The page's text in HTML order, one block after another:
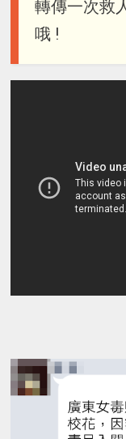
轉傳一次救
哦 !